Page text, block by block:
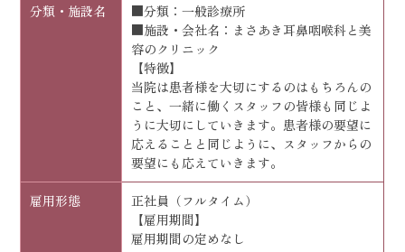
分類・施設名
■分類：一般診療所
■施設・会社名：まさあき耳鼻咽喉科と美
容のクリニック
【特徴】
当院は患者様を大切にするのはもちろんの
こと、一緒に働くスタッフの皆様も同じよ
うに大切にしていきます。患者様の要望に
応えることと同じように、スタッフからの
要望にも応えていきます。
雇用形態
正社員（フルタイム）
【雇用期間】
雇用期間の定めなし